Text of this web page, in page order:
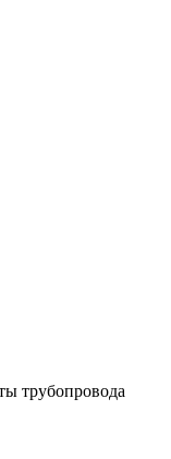
трубопровода